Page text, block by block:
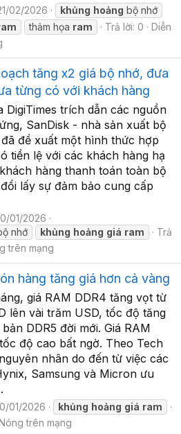
02/2026 khủng hoảng bộ nhớ
thảm họa ram Trả lời: 0
Diễn
tăng x2 giá bộ nhớ, đưa
từng có với khách hàng
DigiTimes trích dẫn các nguồn
SanDisk - nhà sản xuất bộ
đề xuất một hình thức hợp
tiền lệ với các khách hàng hạ
hàng thanh toán toàn bộ
lấy sự đảm bảo cung cấp
01/2026
nhớ khủng hoảng giá ram
Trả
trên mạng
hàng tăng giá hơn cả vàng
giá RAM DDR4 tăng vọt từ
lên vài trăm USD, tốc độ tăng
DDR5 đời mới. Giá RAM
độ cao bất ngờ. Theo Tech
nhân do đến từ việc các
Samsung và Micron ưu
01/2026 khủng hoảng giá ram
trên mạng